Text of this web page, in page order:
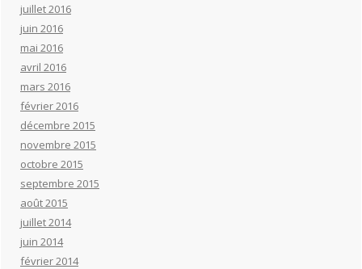
juillet 2016
juin 2016
mai 2016
avril 2016
mars 2016
février 2016
décembre 2015
novembre 2015
octobre 2015
septembre 2015
août 2015
juillet 2014
juin 2014
février 2014